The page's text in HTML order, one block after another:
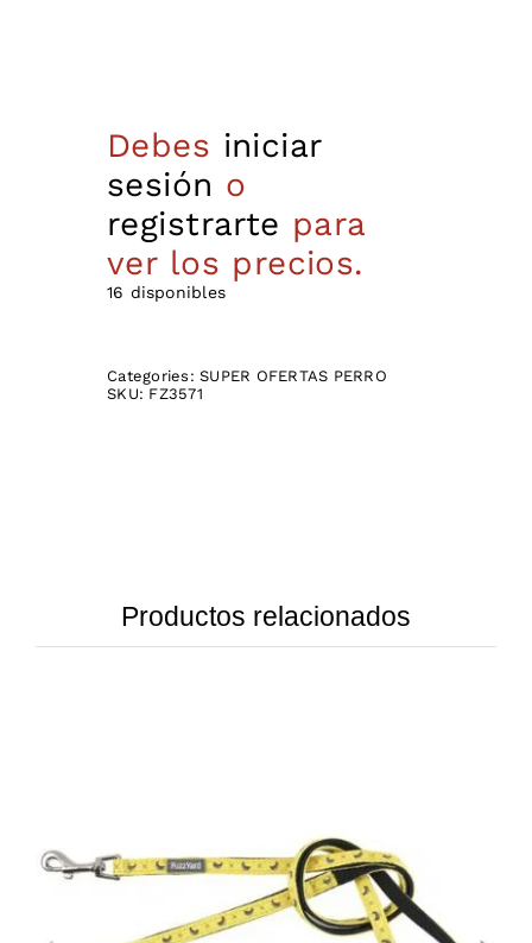
Debes iniciar
sesión o
registrarte para
ver los precios.
16 disponibles
Categories:SUPER OFERTAS PERRO
SKU: FZ3571
Productos relacionados